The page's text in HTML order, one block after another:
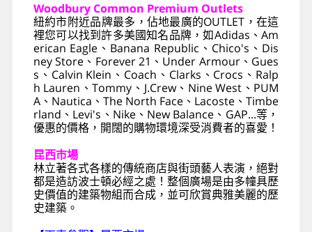
Woodbury Common Premium Outlets
紐約市附近品牌最多，佔地最廣的OUTLET，在這
裡您可以找到許多美國知名品牌，如Adidas、Am
erican Eagle、Banana Republic、Chico's、Dis
ney Store、Forever 21、Under Armour、Gues
s、Calvin Klein、Coach、Clarks、Crocs、Ralp
h Lauren、Tommy、J.Crew、Nine West、PUM
A、Nautica、The North Face、Lacoste、Timbe
rland、Levi's、Nike、New Balance、GAP...等，
優惠的價格，開闊的購物環境深受消費者的喜愛！
昆西市場
林立著各式各樣的傳統商店與街頭藝人表演，絕對
都是造訪波士頓必經之處！整個廣場是由多幢具歷
史價值的建築物組而合成，並可欣賞典雅美麗的歷
史建築。